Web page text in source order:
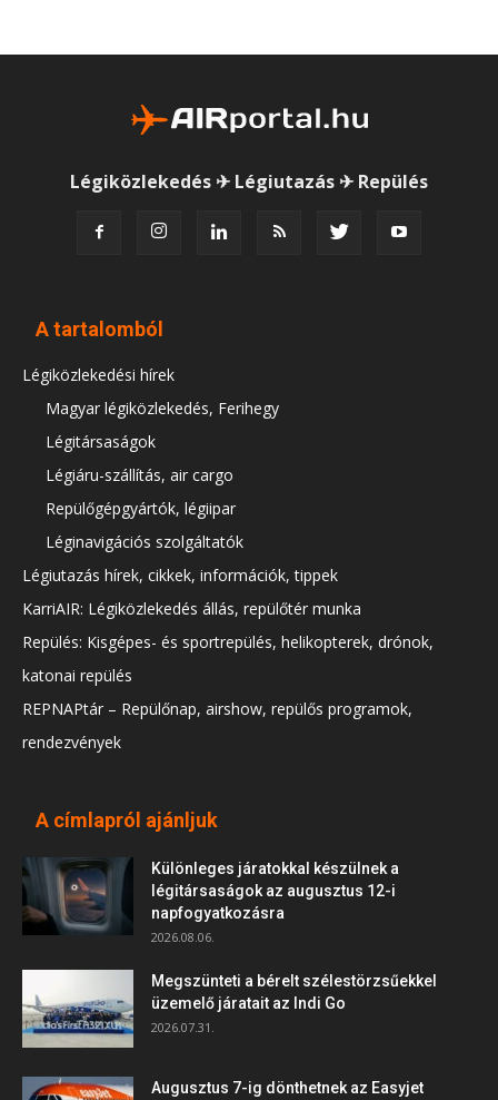
Légiközlekedés ✈ Légiutazás ✈ Repülés
A tartalomból
Légiközlekedési hírek
Magyar légiközlekedés, Ferihegy
Légitársaságok
Légiáru-szállítás, air cargo
Repülőgépgyártók, légiipar
Léginavigációs szolgáltatók
Légiutazás hírek, cikkek, információk, tippek
KarriAIR: Légiközlekedés állás, repülőtér munka
Repülés: Kisgépes- és sportrepülés, helikopterek, drónok,
katonai repülés
REPNAPtár – Repülőnap, airshow, repülős programok,
rendezvények
A címlapról ajánljuk
Különleges járatokkal készülnek a
légitársaságok az augusztus 12-i
napfogyatkozásra
2026.08.06.
Megszünteti a bérelt szélestörzsűekkel
üzemelő járatait az Indi Go
2026.07.31.
Augusztus 7-ig dönthetnek az Easyjet